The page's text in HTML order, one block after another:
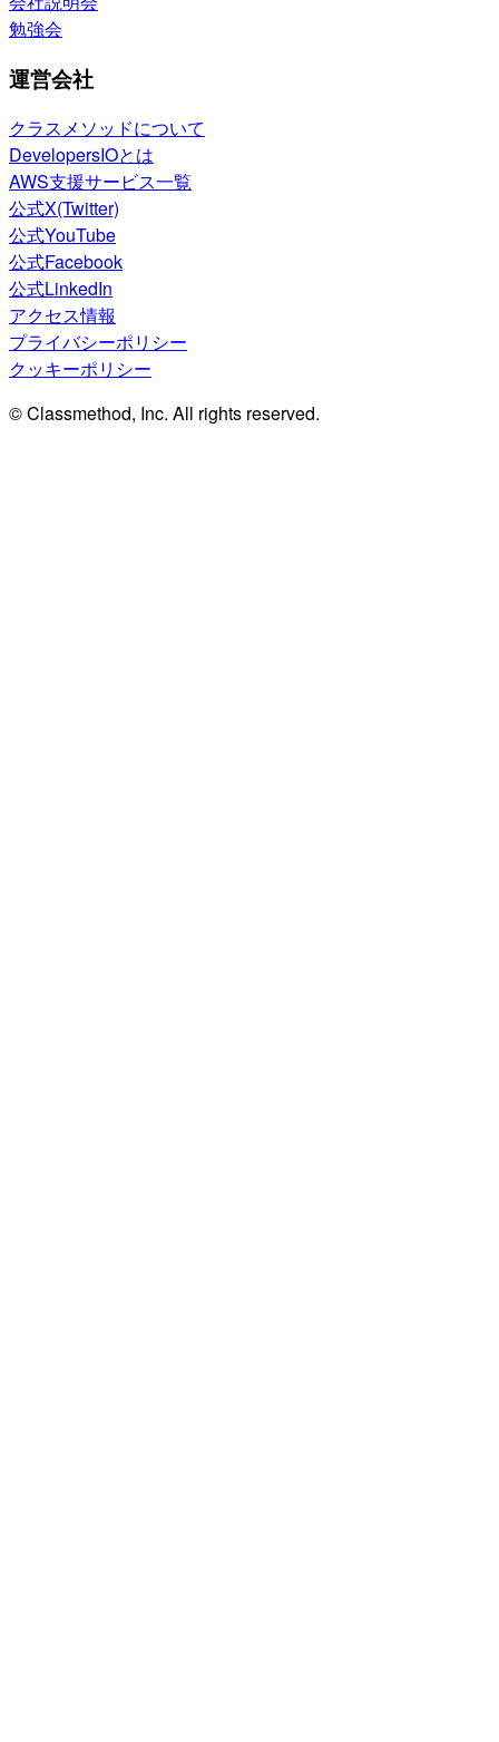
勉強会
運営会社
クラスメソッドについて
DevelopersIOとは
AWS支援サービス一覧
公式X(Twitter)
公式YouTube
公式Facebook
公式LinkedIn
アクセス情報
プライバシーポリシー
クッキーポリシー
© Classmethod, Inc. All rights reserved.